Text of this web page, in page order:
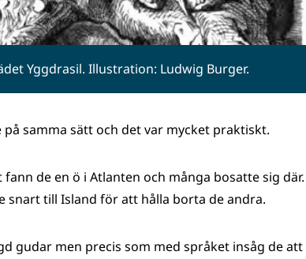
Yggdrasil. Illustration: Ludwig Burger.
samma sätt och det var mycket praktiskt.
de en ö i Atlanten och många bosatte sig där.
snart till Island för att hålla borta de andra.
gudar men precis som med språket insåg de att